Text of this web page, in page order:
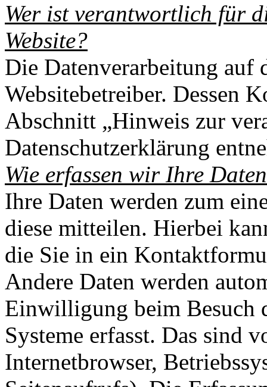
Wer ist verantwortlich für
Website?
Die Datenverarbeitung auf
Websitebetreiber. Des­sen
Abschnitt „Hinweis zur
Datenschutzerklärung
Wie erfassen wir Ihre
Ihre Daten werden zum
diese mitteilen. Hier­bei
die Sie in ein
Andere Daten werden
Einwilligung beim Besuch
Systeme erfasst. Das sind
Internetbrowser,